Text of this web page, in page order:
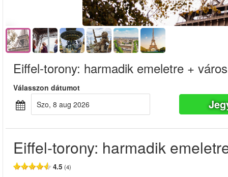
Eiffel-torony: harmadik emeletre +
Válasszon dátumot
szo, 8 aug 2026
Eiffel-torony: harmadik
4.5 (4)